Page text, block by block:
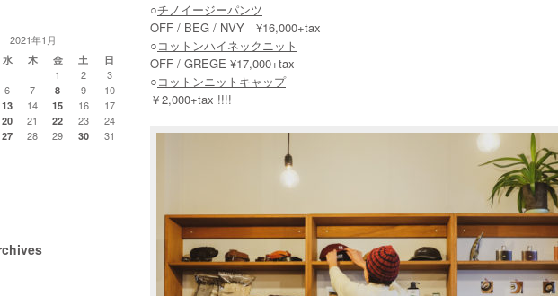
○チノイージーパンツ
OFF / BEG / NVY ¥16,000+tax
○コットンハイネックニット
OFF / GREGE ¥17,000+tax
○コットンニットキャップ
￥2,000+tax !!!!
2021年1月
水 木 金 土 日
1 2
3
6 7 8 9
10
13 14 15 16
17
20 21 22 23
24
27 28 29 30 31